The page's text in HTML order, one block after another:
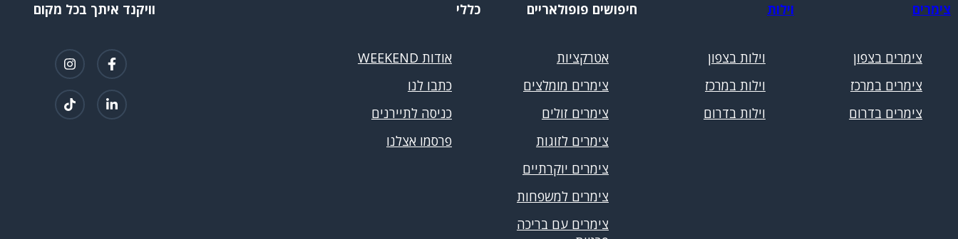
צימרים
צימרים בצפון
צימרים במרכז
צימרים בדרום
וילות
וילות בצפון
וילות במרכז
וילות בדרום
חיפושים פופולאריים
אטרקציות
צימרים מומלצים
צימרים זולים
צימרים לזוגות
צימרים יוקרתיים
צימרים למשפחות
צימרים עם בריכה
כללי
אודות WEEKEND
כתבו לנו
כניסה לתיירנים
פרסמו אצלנו
וויקנד איתך בכל מקום